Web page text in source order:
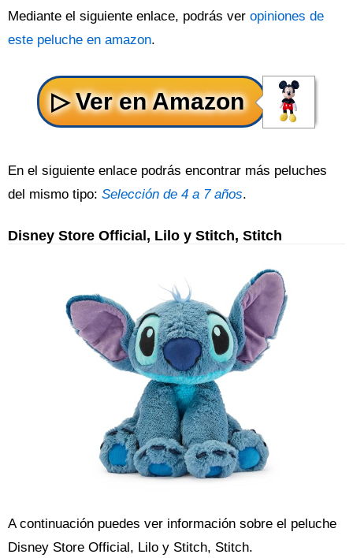
Mediante el siguiente enlace, podrás ver opiniones de
este peluche en amazon.
En el siguiente enlace podrás encontrar más peluches
del mismo tipo: Selección de 4 a 7 años.
Disney Store Official, Lilo y Stitch, Stitch
A continuación puedes ver información sobre el peluche
Disney Store Official, Lilo y Stitch, Stitch.